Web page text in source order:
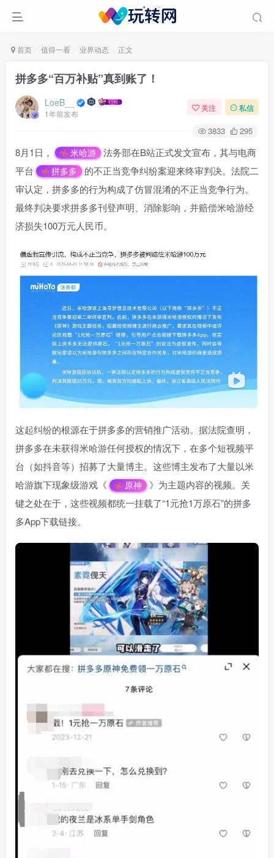
首页 值得一看 业界动态 正文
拼多多“百万补贴”真到账了！
LoeB__
1年前发布
关注 私信
3833 295
8月1日， 米哈游
法务部在B站正式发文宣布，其与电商
平台
拼多多
的不正当竞争纠纷案迎来终审判决。法院二
审认定，拼多多的行为构成了仿冒混淆的不正当竞争行为。
最终判决要求拼多多刊登声明、消除影响，并赔偿米哈游经
济损失100万元人民币。
这起纠纷的根源在于拼多多的营销推广活动。据法院查明，
拼多多在未获得米哈游任何授权的情况下，在多个短视频平
台（如抖音等）招募了大量博主。这些博主发布了大量以米
哈游旗下现象级游戏《
原神
》为主题内容的视频。关
键之处在于，这些视频都统一挂载了“1元抢1万原石”的拼多
多App下载链接。